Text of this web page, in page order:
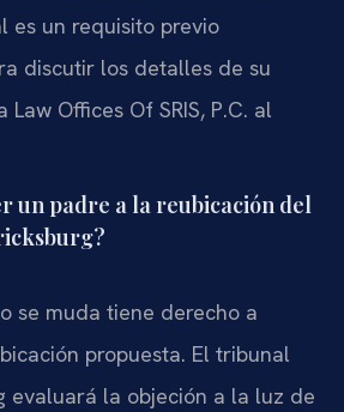
es un requisito previo
discutir los detalles de su
Offices Of SRIS, P.C. al
un padre a la reubicación del
se muda tiene derecho a
propuesta. El tribunal
evaluará la objeción a la luz de